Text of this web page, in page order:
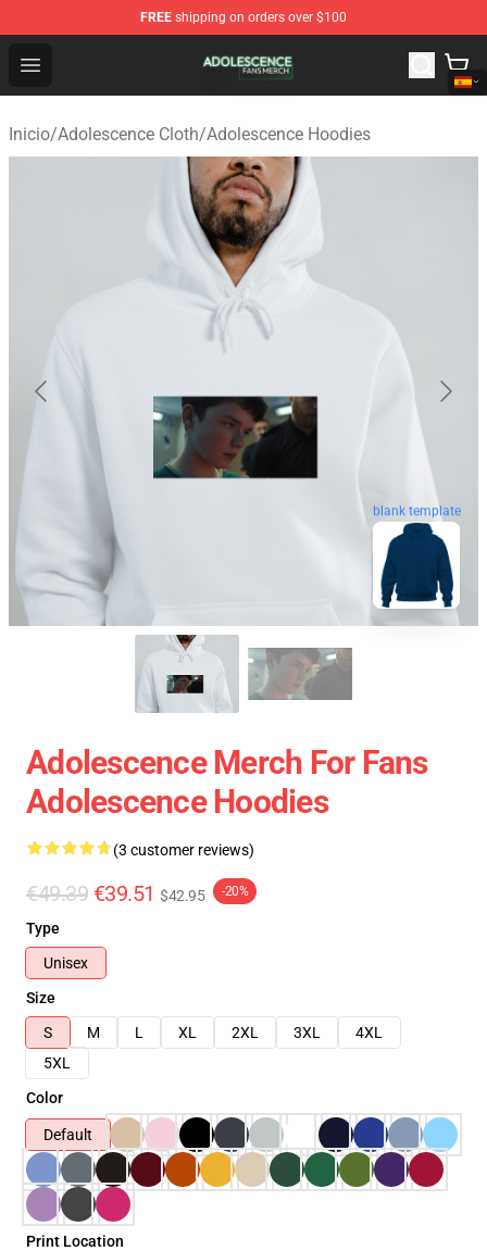
FREE shipping on orders over $100
Open menu
Adolescence Shop - Official Adolescence Merchandise
Inicio/Adolescence Cloth/Adolescence Hoodies
blank template
Adolescence Merch For Fans
Adolescence Hoodies
(3 customer reviews)
€49.39 €39.51 $42.95 -20%
Type
Unisex
Size
S
M L XL 2XL 3XL
4XL
5XL
Color
Default
Print Location